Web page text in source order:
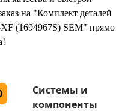
на "Комплект деталей
(1694967S) SEM" прямо
Системы и
компоненты